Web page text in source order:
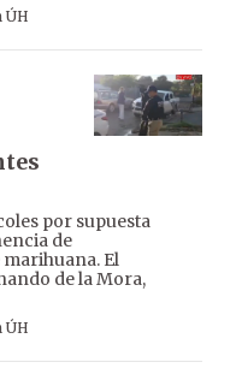
ÚH
por supuesta
de
El
de la Mora,
ÚH